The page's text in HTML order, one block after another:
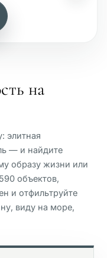
на
элитная
— и найдите
образу жизни или
объектов,
и отфильтруйте
виду на море,